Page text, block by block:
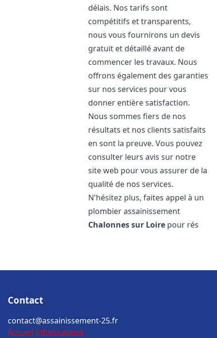
délais. Nos tarifs sont
compétitifs et transparents,
nous vous fournirons un devis
gratuit et détaillé avant de
commencer les travaux. Nous
offrons également des garanties
sur nos services pour vous
donner entière satisfaction.
Nous sommes fiers de nos
résultats et nos clients satisfaits
en sont la preuve. Vous pouvez
consulter leurs avis sur notre
site web pour vous assurer de la
qualité de nos services.
N'hésitez plus, faites appel à un
plombier assainissement
Chalonnes sur Loire pour rés
Contact
contact@assainissement-25.fr
Accueil Informations